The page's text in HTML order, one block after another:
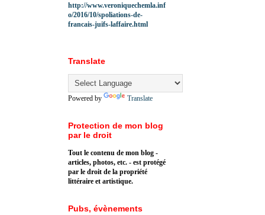
http://www.veroniquechemla.inf
o/2016/10/spoliations-de-
francais-juifs-laffaire.html
Translate
Powered by Translate
Protection de mon blog
par le droit
Tout le contenu de mon blog -
articles, photos, etc. - est protégé
par le droit de la propriété
littéraire et artistique.
Pubs, évènements